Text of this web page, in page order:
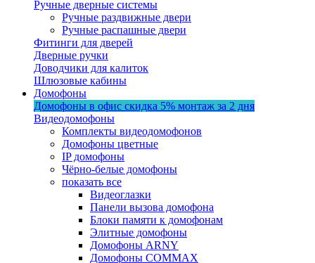
Ручные дверные системы
Ручные раздвижные двери
Ручные распашные двери
Фитинги для дверей
Дверные ручки
Доводчики для калиток
Шлюзовые кабины
Домофоны
Домофоны в офис скидка 5% монтаж за 2 дня
Видеодомофоны
Комплекты видеодомофонов
Домофоны цветные
IP домофоны
Чёрно-белые домофоны
показать все
Видеоглазки
Панели вызова домофона
Блоки памяти к домофонам
Элитные домофоны
Домофоны ARNY
Домофоны COMMAX